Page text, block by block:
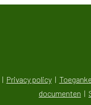
Privacy policy
documenten